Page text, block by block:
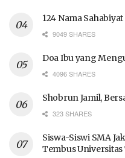
124 Nama
9049 SHARES
Doa Ibu yang
4096 SHARES
Shobrun Jamil,
323 SHARES
Siswa-Siswi SMA
Tembus